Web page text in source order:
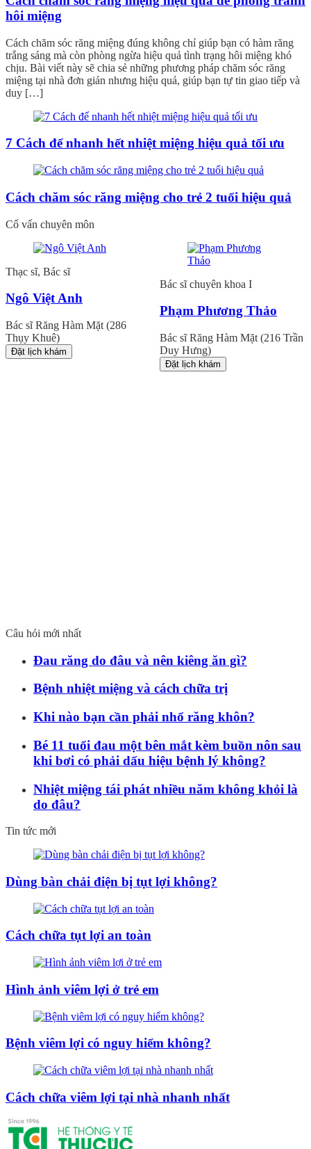
hôi miệng
Cách chăm sóc răng miệng đúng không chỉ giúp bạn có hàm răng
trắng sáng mà còn phòng ngừa hiệu quả tình trạng hôi miệng khó
chịu. Bài viết này sẽ chia sẻ những phương pháp chăm sóc răng
miệng tại nhà đơn giản nhưng hiệu quả, giúp bạn tự tin giao tiếp và
duy […]
7 Cách để nhanh hết nhiệt miệng hiệu quả tối ưu
Cách chăm sóc răng miệng cho trẻ 2 tuổi hiệu quả
Cố vấn chuyên môn
Thạc sĩ, Bác sĩ
Ngô Việt Anh
Bác sĩ Răng Hàm Mặt (286
Thụy Khuê)
Đặt lịch khám
Bác sĩ chuyên khoa I
Phạm Phương Thảo
Bác sĩ Răng Hàm Mặt (216 Trần
Duy Hưng)
Đặt lịch khám
Câu hỏi mới nhất
Đau răng do đâu và nên kiêng ăn gì?
Bệnh nhiệt miệng và cách chữa trị
Khi nào bạn cần phải nhổ răng khôn?
Bé 11 tuổi đau một bên mắt kèm buồn nôn sau
khi bơi có phải dấu hiệu bệnh lý không?
Nhiệt miệng tái phát nhiều năm không khỏi là
do đâu?
Tin tức mới
Dùng bàn chải điện bị tụt lợi không?
Cách chữa tụt lợi an toàn
Hình ảnh viêm lợi ở trẻ em
Bệnh viêm lợi có nguy hiểm không?
Cách chữa viêm lợi tại nhà nhanh nhất